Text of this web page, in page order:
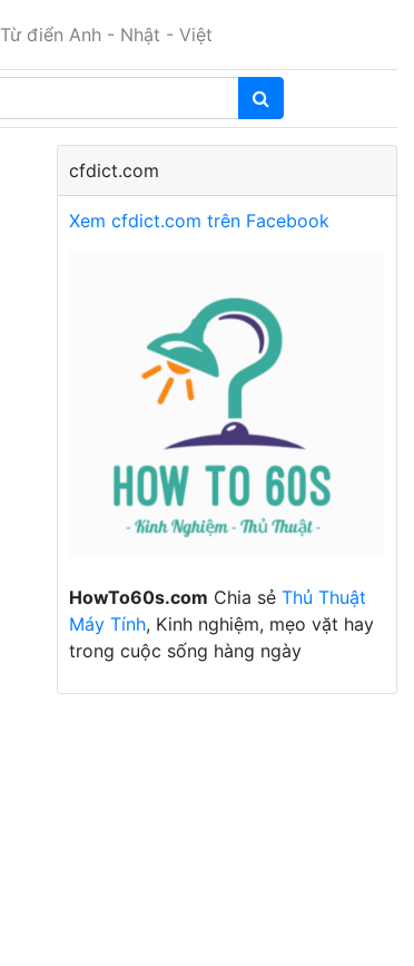
Từ điển Anh - Nhật - Việt
cfdict.com
Xem cfdict.com trên Facebook
HowTo60s.com Chia sẻ Thủ Thuật
Máy Tính, Kinh nghiệm, mẹo vặt hay
trong cuộc sống hàng ngày